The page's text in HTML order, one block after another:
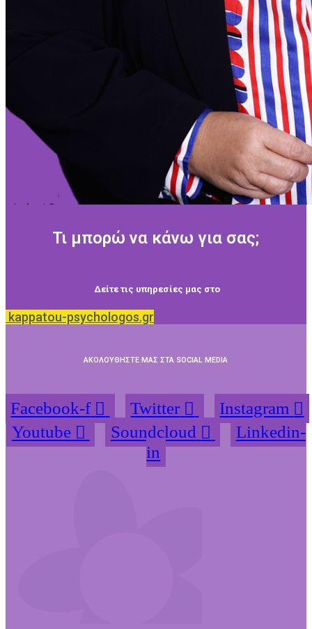
Τι μπορώ να κάνω για σας;
Δείτε τις υπηρεσίες μας στο
kappatou-psychologos.gr
ΑΚΟΛΟΥΘΗΣΤΕ ΜΑΣ ΣΤΑ SOCIAL MEDIA
Facebook-f Twitter
Instagram
Youtube
Soundcloud
Linkedin-
in